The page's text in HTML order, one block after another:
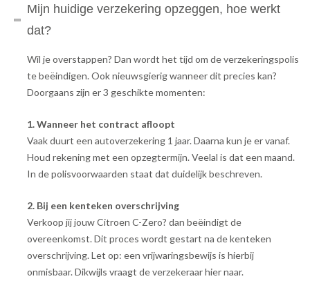
Mijn huidige verzekering opzeggen, hoe werkt
dat?
Wil je overstappen? Dan wordt het tijd om de verzekeringspolis
te beëindigen. Ook nieuwsgierig wanneer dit precies kan?
Doorgaans zijn er 3 geschikte momenten:
1. Wanneer het contract afloopt
Vaak duurt een autoverzekering 1 jaar. Daarna kun je er vanaf.
Houd rekening met een opzegtermijn. Veelal is dat een maand.
In de polisvoorwaarden staat dat duidelijk beschreven.
2. Bij een kenteken overschrijving
Verkoop jij jouw Citroen C-Zero? dan beëindigt de
overeenkomst. Dit proces wordt gestart na de kenteken
overschrijving. Let op: een vrijwaringsbewijs is hierbij
onmisbaar. Dikwijls vraagt de verzekeraar hier naar.